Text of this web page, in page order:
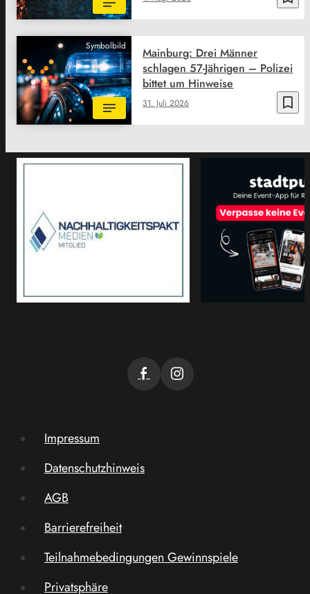
Symbolbild
bookmark_border
31. Juli 2026
Mainburg: Drei Männer
schlagen 57-Jährigen – Polizei
bittet um Hinweise
Impressum
Datenschutzhinweis
AGB
Barrierefreiheit
Teilnahmebedingungen Gewinnspiele
Privatsphäre